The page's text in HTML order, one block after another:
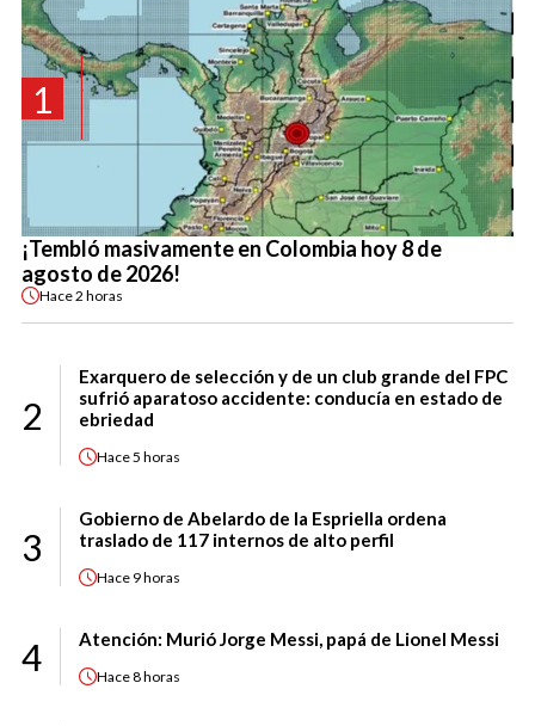
1
¡Tembló masivamente en Colombia hoy 8 de
agosto de 2026!
Hace2 horas
2
Exarquero de selección y de un club grande del FPC
sufrió aparatoso accidente: conducía en estado de
ebriedad
Hace5 horas
3
Gobierno de Abelardo de la Espriella ordena
traslado de 117 internos de alto perfil
Hace 9 horas
4 Atención: Murió Jorge Messi, papá de Lionel Messi
Hace8 horas